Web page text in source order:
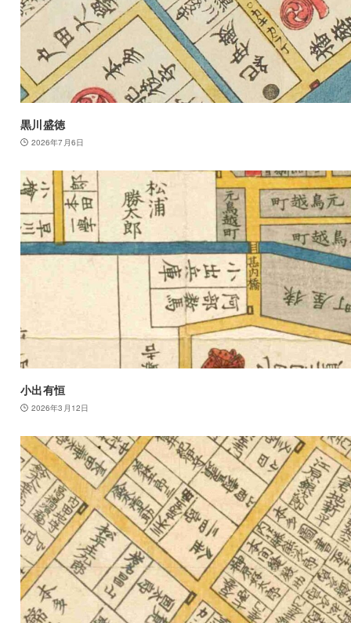
黒川盛徳
2026年7月6日
小出有恒
2026年3月12日